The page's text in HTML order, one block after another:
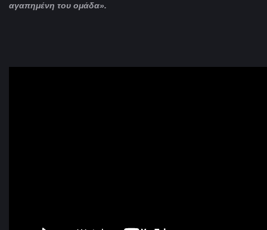
αγαπημένη του ομάδα».